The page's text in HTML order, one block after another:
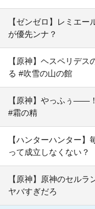
【ゼンゼロ】レミエ
が優先ンナ？
【原神】ヘスペリデ
る #吹雪の山の館
【原神】やっふぅ——
#霜の精
【ハンターハンター】
って成立しなくない？
【原神】原神のセル
ヤバすぎだろ